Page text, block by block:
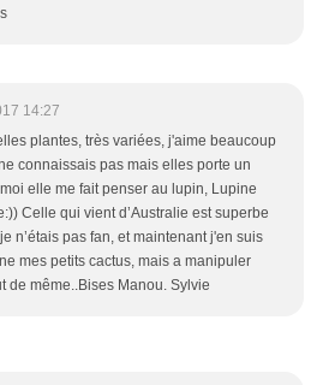
14:27
plantes, très variées, j'aime beaucoup
connaissais pas mais elles porte un
elle me fait penser au lupin, Lupine
Celle qui vient d’Australie est superbe
n’étais pas fan, et maintenant j'en suis
mes petits cactus, mais a manipuler
de même..Bises Manou. Sylvie